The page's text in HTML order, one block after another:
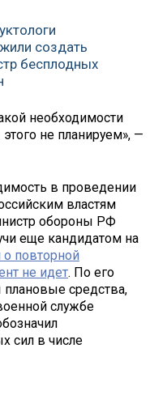
создать
бесплодных
необходимости
не планируем», —
в проведении
властям
обороны РФ
еще кандидатом на
о повторной
не идет. По его
плановые средства,
службе
сил в числе